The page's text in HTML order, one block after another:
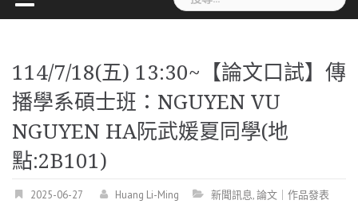
尋
字:
114/7/18(五) 13:30~【論文口試】傳
播學系碩士班：NGUYEN VU
NGUYEN HA阮武媛夏同學(地
點:2B101)
2025-06-27 Huang Li-Ming 新聞訊息,論文｜作品發表